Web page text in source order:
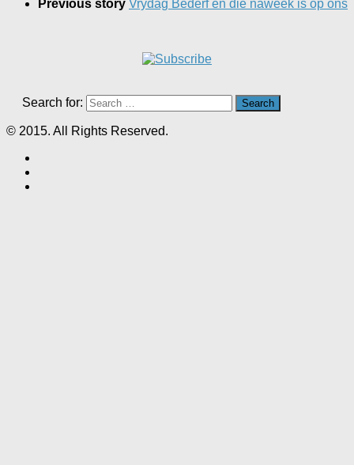
Previous story Vrydag Bederf en die naweek is op ons
Search for:
© 2015. All Rights Reserved.